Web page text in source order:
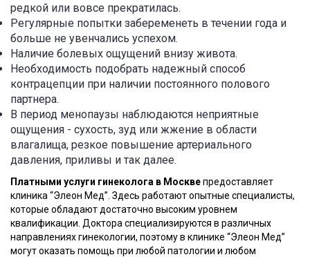
редкой или вовсе прекратилась.
Регулярные попытки забеременеть в течении года и
больше не увенчались успехом.
Наличие болевых ощущений внизу живота.
Необходимость подобрать надежный способ
контрацепции при наличии постоянного полового
партнера.
В период менопаузы наблюдаются неприятные
ощущения - сухость, зуд или жжение в области
влагалища, резкое повышение артериального
давления, приливы и так далее.
Платными услуги гинеколога в Москвепредоставляет
клиника “Элеон Мед”. Здесь работают опытные специалисты,
которые обладают достаточно высоким уровнем
квалификации. Доктора специализируются в различных
направлениях гинекологии, поэтому в клинике “Элеон Мед”
могут оказать помощь при любой патологии и любом